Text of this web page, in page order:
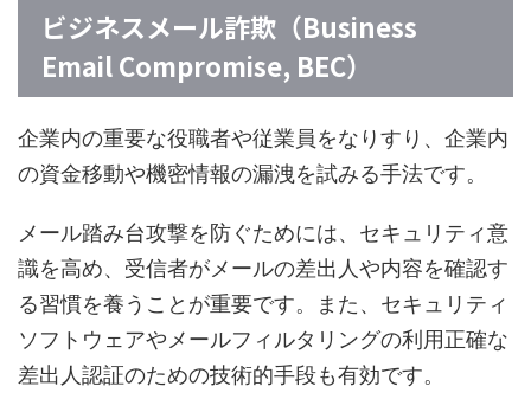
ビジネスメール詐欺（Business
Email Compromise, BEC）
企業内の重要な役職者や従業員をなりすり、企業内
の資金移動や機密情報の漏洩を試みる手法です。
メール踏み台攻撃を防ぐためには、セキュリティ意
識を高め、受信者がメールの差出人や内容を確認す
る習慣を養うことが重要です。また、セキュリティ
ソフトウェアやメールフィルタリングの利用正確な
差出人認証のための技術的手段も有効です。